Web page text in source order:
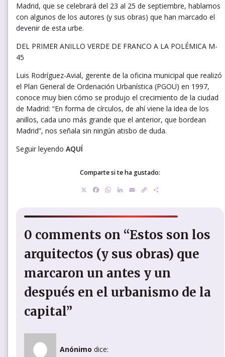
Madrid, que se celebrará del 23 al 25 de septiembre, hablamos
con algunos de los autores (y sus obras) que han marcado el
devenir de esta urbe.
DEL PRIMER ANILLO VERDE DE FRANCO A LA POLÉMICA M-
45
Luis Rodríguez-Avial, gerente de la oficina municipal que realizó
el Plan General de Ordenación Urbanística (PGOU) en 1997,
conoce muy bien cómo se produjo el crecimiento de la ciudad
de Madrid: “En forma de círculos, de ahí viene la idea de los
anillos, cada uno más grande que el anterior, que bordean
Madrid”, nos señala sin ningún atisbo de duda.
Seguir leyendo AQUÍ
Comparte si te ha gustado:
Facebook
WhatsApp
LinkedIn
EmailCopy
0 comments on “Estos son los
arquitectos (y sus obras) que
marcaron un antes y un
después en el urbanismo de la
capital”
Anónimo dice: